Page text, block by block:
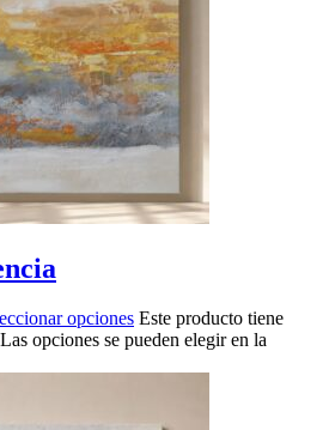
opciones Este producto tiene
opciones se pueden elegir en la